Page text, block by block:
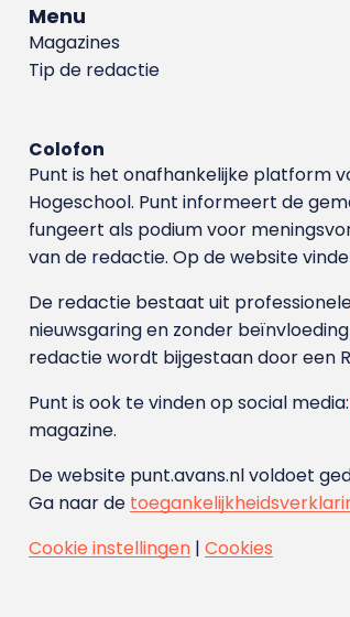
Menu
Magazines
Tip de redactie
Colofon
Punt is het onafhankelijke platform
Hoge­school. Punt informeert de
fungeert als podium voor
van de redactie. Op de website
De redactie bestaat uit
nieuwsgaring en zonder
redactie wordt bijgestaan door een
Punt is ook te vinden op social media:
magazine.
De website punt.avans.nl voldoet
Ga naar de
Cookie instellingen |Cookies